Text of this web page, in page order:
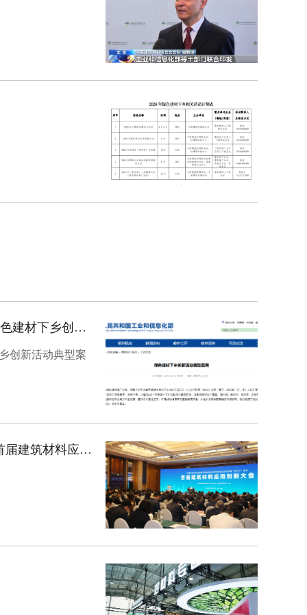
中国建筑材料联合会牵头组织的绿色建材推广暨以旧换新行动入选工信部绿色建材下乡创新活动典型案例
创新活动典型案
加强科技引领 促进协同发展 加快新型建材研发应用支撑“好房子”建设——首届建筑材料应用创新大会在宁波召开